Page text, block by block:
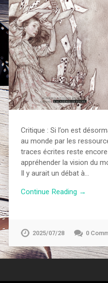
Critique : Si l’on est
au monde par les
traces écrites reste
appréhender la vision du
Il y aurait un débat à…
Continue Reading →
2025/07/28 0